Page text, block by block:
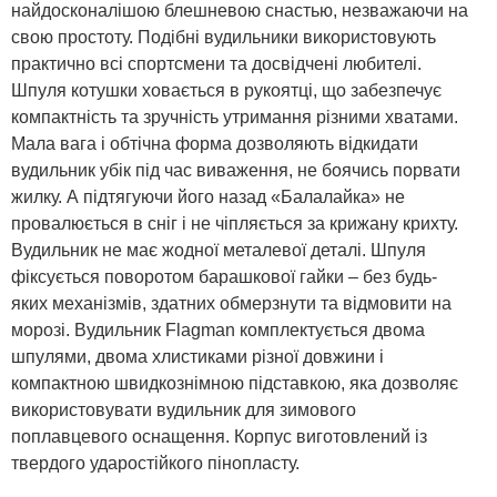
найдосконалішою блешневою снастью, незважаючи на
свою простоту. Подібні вудильники використовують
практично всі спортсмени та досвідчені любителі.
Шпуля котушки ховається в рукоятці, що забезпечує
компактність та зручність утримання різними хватами.
Мала вага і обтічна форма дозволяють відкидати
вудильник убік під час виваження, не боячись порвати
жилку. А підтягуючи його назад «Балалайка» не
провалюється в сніг і не чіпляється за крижану крихту.
Вудильник не має жодної металевої деталі. Шпуля
фіксується поворотом барашкової гайки – без будь-
яких механізмів, здатних обмерзнути та відмовити на
морозі. Вудильник Flagman комплектується двома
шпулями, двома хлистиками різної довжини і
компактною швидкознімною підставкою, яка дозволяє
використовувати вудильник для зимового
поплавцевого оснащення. Корпус виготовлений із
твердого ударостійкого пінопласту.